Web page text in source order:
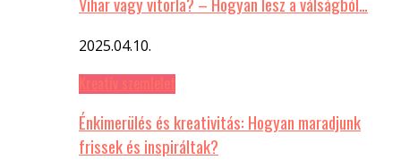
2025.04.10.
Énkimerülés és kreativitás: Hogyan maradjunk
frissek és inspiráltak?